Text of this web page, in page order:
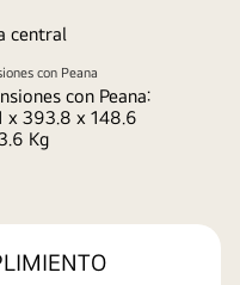
central
con Peana
con Peana:
x 393.8 x 148.6
Kg